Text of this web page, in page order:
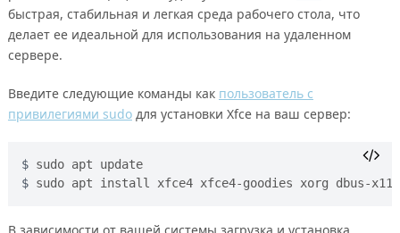
быстрая, стабильная и легкая среда рабочего стола, что
делает ее идеальной для использования на удаленном
сервере.
Введите следующие команды как пользователь с
привилегиями sudoдля установки Xfce на ваш сервер:
sudo apt update
sudo apt install xfce4 xfce4-goodies xorg dbus-